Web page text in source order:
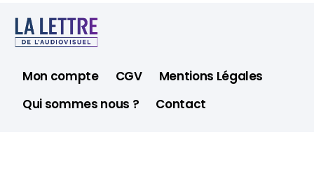
Mon compte CGV
Mentions Légales
Qui sommes nous ?
Contact